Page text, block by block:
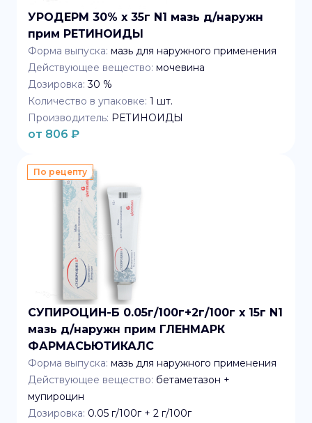
УРОДЕРМ 30% x 35г N1 мазь д/наружн
прим РЕТИНОИДЫ
Форма выпуска: мазь для наружного применения
Действующее вещество: мочевина
Дозировка: 30 %
Количество в упаковке: 1 шт.
Производитель: РЕТИНОИДЫ
от 806 ₽
По рецепту
СУПИРОЦИН-Б 0.05г/100г+2г/100г x 15г N1
мазь д/наружн прим ГЛЕНМАРК
ФАРМАСЬЮТИКАЛС
Форма выпуска: мазь для наружного применения
Действующее вещество: бетаметазон +
мупироцин
Дозировка: 0.05 г/100г + 2 г/100г